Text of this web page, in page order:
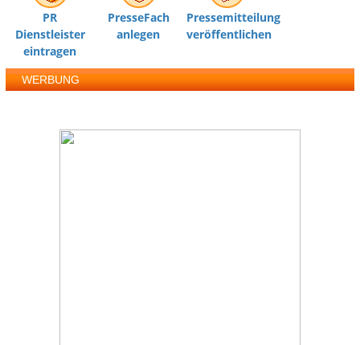
PR
Dienstleister
eintragen
PresseFach
anlegen
Pressemitteilung
veröffentlichen
WERBUNG